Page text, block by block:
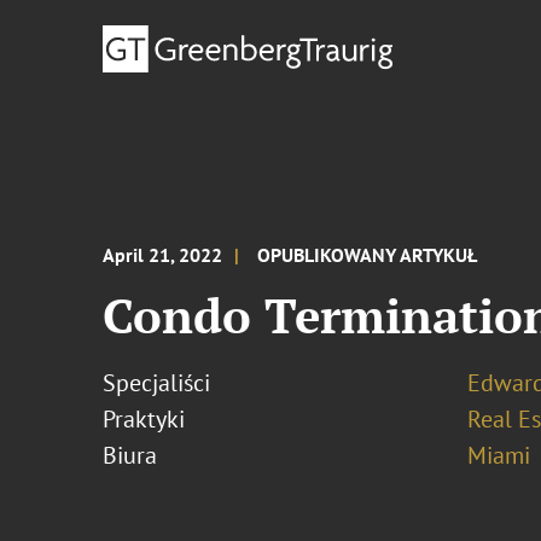
April 21, 2022 OPUBLIKOWANY ARTYKUŁ
Condo
Specjaliści
Praktyki
Real
Biura
Miami